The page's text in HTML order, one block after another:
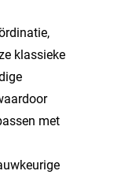
klassieke
met